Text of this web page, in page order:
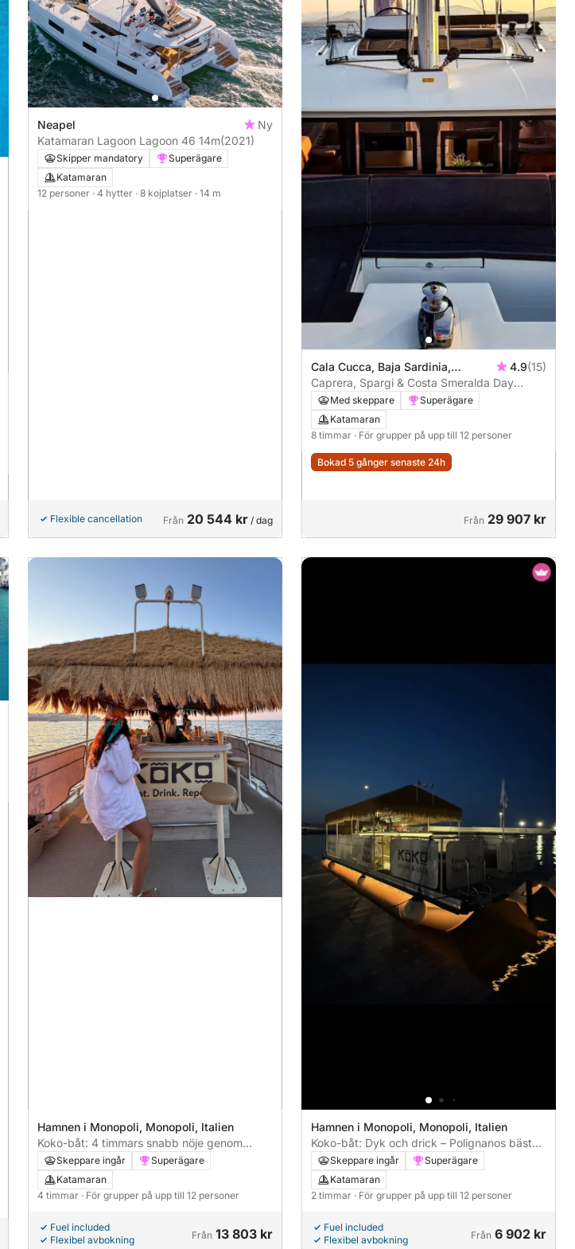
Neapel
Ny
Katamaran Lagoon Lagoon 46 14m(2021)
Skipper mandatory
Superägare
Katamaran
12 personer · 4 hytter · 8 kojplatser · 14 m
Flexible cancellation Från 20 544 kr / dag
Cala Cucca, Baja Sardinia,
Sassari, Italy
4.9(15)
Caprera, Spargi & Costa Smeralda Day
CruiseMed skeppare
Superägare
Katamaran
8 timmar · För grupper på upp till 12 personer
Bokad 5 gånger senaste 24h
Från 29 907 kr
Hamnen i Monopoli, Monopoli, Italien
Koko-båt: 4 timmars snabb nöje genom
grottor och vikar
Skeppare ingår
Superägare
Katamaran
4 timmar · För grupper på upp till 12 personer
Fuel included
Flexibel avbokning
Från 13 803 kr
Hamnen i Monopoli, Monopoli, Italien
Koko-båt: Dyk och drick – Polignanos bästa
smakSkeppare ingår
Superägare
Katamaran
2 timmar · För grupper på upp till 12 personer
Fuel included
Flexibel avbokning
Från 6 902 kr